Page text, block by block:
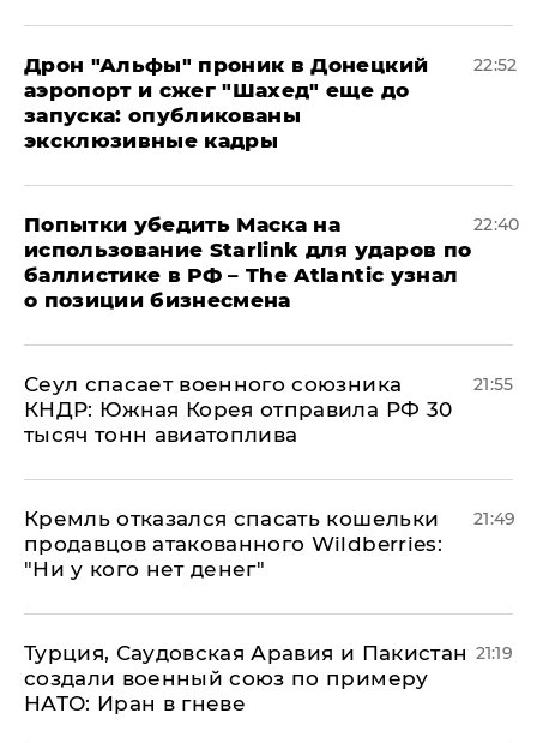
Дрон "Альфы" проник в Донецкий
аэропорт и сжег "Шахед" еще до
запуска: опубликованы
эксклюзивные кадры
22:52
Попытки убедить Маска на
использование Starlink для ударов по
баллистике в РФ – The Atlantic узнал
о позиции бизнесмена
22:40
​Сеул спасает военного союзника
КНДР: Южная Корея отправила РФ 30
тысяч тонн авиатоплива
21:55
Кремль отказался спасать кошельки
продавцов атакованного Wildberries:
"Ни у кого нет денег"
21:49
Турция, Саудовская Аравия и Пакистан
создали военный союз по примеру
НАТО: Иран в гневе
21:19